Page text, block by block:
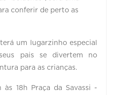
conferir de perto as
um lugarzinho especial
pais se divertem no
para as crianças.
às 18h Praça da Savassi -